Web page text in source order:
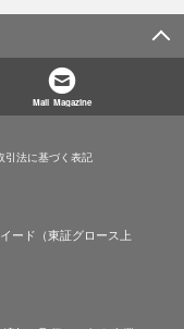
Mail Magazine
引法に基づく表記
ード（東証グロース上